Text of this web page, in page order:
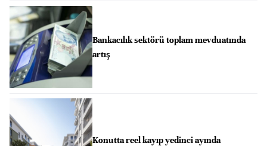
Bankacılık sektörü toplam mevduatında
artış
Konutta reel kayıp yedinci ayında